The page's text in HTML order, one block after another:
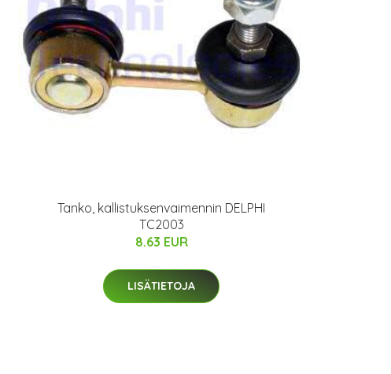
Tanko, kallistuksenvaimennin DELPHI
TC2003
8.63 EUR
LISÄTIETOJA